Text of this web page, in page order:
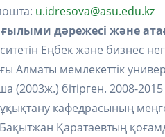
u.idresova@asu.edu.kz
ғылыми дәрежесі және
Еңбек және бизнес
Алматы мемлекеттік
(2003ж.) бітірген. 2008-
кафедрасының
Қаратаевтың